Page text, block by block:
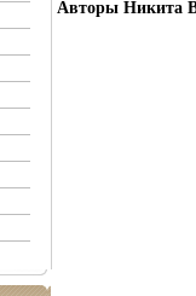
Авторы Никита